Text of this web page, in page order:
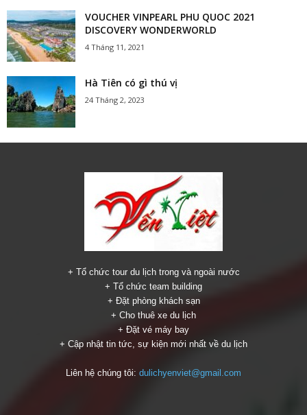
VOUCHER VINPEARL PHU QUOC 2021
DISCOVERY WONDERWORLD
4 Tháng 11, 2021
Hà Tiên có gì thú vị
24 Tháng 2, 2023
+ Tổ chức tour du lịch trong và ngoài nước
+ Tổ chức team building
+ Đặt phòng khách sạn
+ Cho thuê xe du lịch
+ Đặt vé máy bay
+ Cập nhật tin tức, sự kiện mới nhất về du lịch
Liên hệ chúng tôi: dulichyenviet@gmail.com